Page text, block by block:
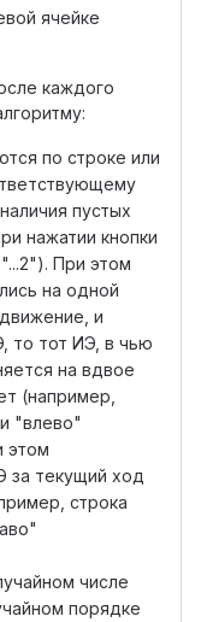
ячейке
каждого
по строке или
пустых
нажатии кнопки
При этом
на одной
и
то тот ИЭ, в чью
на вдвое
(например,
"влево"
этом
за текущий ход
строка
числе
порядке